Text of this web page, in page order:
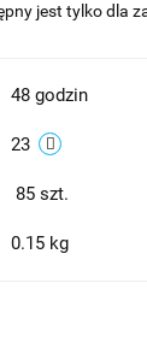
jest tylko dla
48 godzin
23
85 szt.
0.15 kg